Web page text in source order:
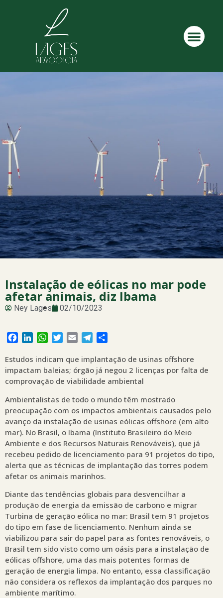
Instalação de eólicas no mar pode
afetar animais, diz Ibama
Ney Lages 02/10/2023
Facebook
LinkedInWhatsApp
Twitter
Email Telegram
Estudos indicam que implantação de usinas offshore
impactam baleias; órgão já negou 2 licenças por falta de
comprovação de viabilidade ambiental
Ambientalistas de todo o mundo têm mostrado
preocupação com os impactos ambientais causados pelo
avanço da instalação de usinas eólicas offshore (em alto
mar). No Brasil, o Ibama (Instituto Brasileiro do Meio
Ambiente e dos Recursos Naturais Renováveis), que já
recebeu pedido de licenciamento para 91 projetos do tipo,
alerta que as técnicas de implantação das torres podem
afetar os animais marinhos.
Diante das tendências globais para desvencilhar a
produção de energia da emissão de carbono e migrar
Turbina de geração eólica no mar: Brasil tem 91 projetos
do tipo em fase de licenciamento. Nenhum ainda se
viabilizou para sair do papel para as fontes renováveis, o
Brasil tem sido visto como um oásis para a instalação de
eólicas offshore, uma das mais potentes formas de
geração de energia limpa. No entanto, essa classificação
não considera os reflexos da implantação dos parques no
ambiente marítimo.